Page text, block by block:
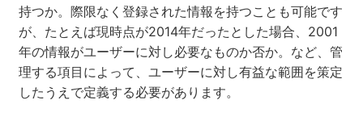
持つか。際限なく登録された情報を持つことも可能です
が、たとえば現時点が2014年だったとした場合、2001
年の情報がユーザーに対し必要なものか否か。など、管
理する項目によって、ユーザーに対し有益な範囲を策定
したうえで定義する必要があります。